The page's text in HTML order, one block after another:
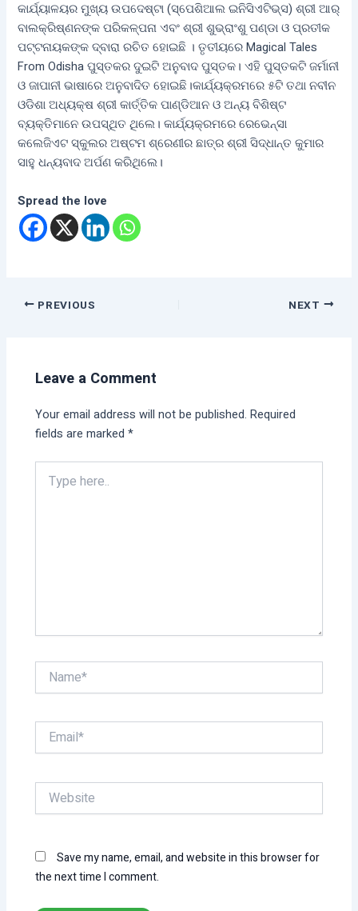
କାର୍ଯ୍ୟାଳୟର ମୁଖ୍ୟ ଉପଦେଷ୍ଟା (ସ୍ପେଶିଆଲ ଇନିସିଏଟିଭ୍‌ସ) ଶ୍ରୀ ଆର୍‌
ବାଲକ୍ରିଷ୍ଣନଙ୍କ ପରିକଳ୍ପନା ଏବଂ ଶ୍ରୀ ଶୁଭ୍ରାଂଶୁ ପଣ୍ଡା ଓ ପ୍ରତୀକ
ପଟ୍ଟନାୟକଙ୍କ ଦ୍ବାରା ରଚିତ ହୋଇଛି । ତୃତୀୟରେ Magical Tales
From Odisha ପୁସ୍ତକର ଦୁଇଟି ଅନୁବାଦ ପୁସ୍ତକ। ଏହି ପୁସ୍ତକଟି ଜର୍ମାନୀ
ଓ ଜାପାନୀ ଭାଷାରେ ଅନୁବାଦିତ ହୋଇଛି।କାର୍ଯ୍ୟକ୍ରମରେ ୫ଟି ତଥା ନବୀନ
ଓଡିଶା ଅଧ୍ୟକ୍ଷ ଶ୍ରୀ କାର୍ତ୍ତିକ ପାଣ୍ଡିଆନ ଓ ଅନ୍ୟ ବିଶିଷ୍ଟ
ବ୍ୟକ୍ତିମାନେ ଉପସ୍ଥିତ ଥିଲେ। କାର୍ଯ୍ୟକ୍ରମରେ ରେଭେନ୍‌ସା
କଲେଜିଏଟ ସ୍କୁଲର ଅଷ୍ଟମ ଶ୍ରେଣୀର ଛାତ୍ର ଶ୍ରୀ ସିଦ୍ଧାନ୍ତ କୁମାର
ସାହୁ ଧନ୍ୟବାଦ ଅର୍ପଣ କରିଥିଲେ।
Spread the love
PREVIOUS NEXT
Leave a Comment
Your email address will not be published. Required
fields are marked*
here..
Name*
Email*
Website
Save my name, email, and website in this browser for
the next time I comment.